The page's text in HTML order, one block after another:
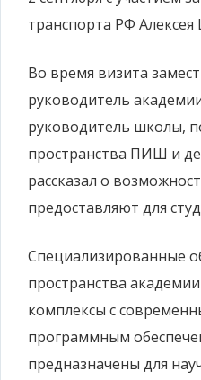
транспорта РФ
Во время визита
руководитель
руководитель школы,
пространства ПИШ и
рассказал о
предоставляют для
Специализированные
пространства
комплексы с
программным
предназначены для